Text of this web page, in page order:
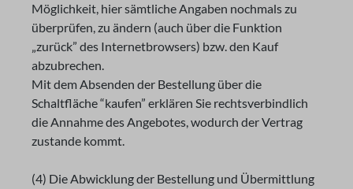
Möglichkeit, hier sämtliche Angaben nochmals zu
überprüfen, zu ändern (auch über die Funktion
„zurück” des Internetbrowsers) bzw. den Kauf
abzubrechen.
Mit dem Absenden der Bestellung über die
Schaltfläche “kaufen” erklären Sie rechtsverbindlich
die Annahme des Angebotes, wodurch der Vertrag
zustande kommt.
(4) Die Abwicklung der Bestellung und Übermittlung